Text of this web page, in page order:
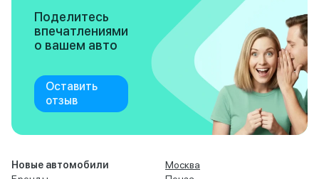
Поделитесь
впечатлениями
о вашем авто
Оставить
отзыв
Новые автомобили
Москва